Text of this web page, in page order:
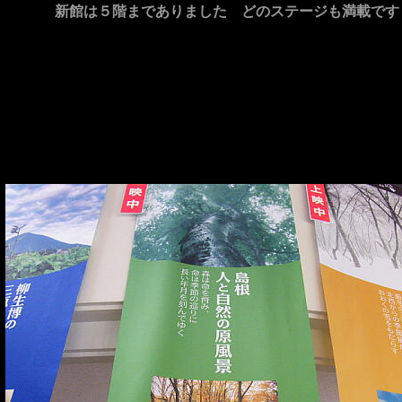
新館は５階までありました どのステージも満載です